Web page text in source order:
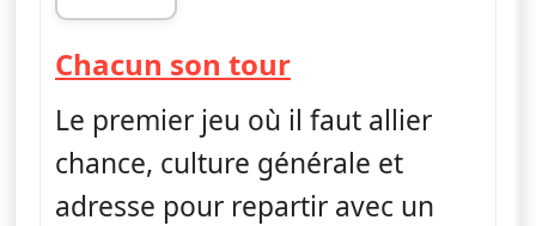
fin 11h25
Chacun son tour— Chacun son
Le premier jeu où il faut allier
chance, culture générale et
adresse pour repartir avec un